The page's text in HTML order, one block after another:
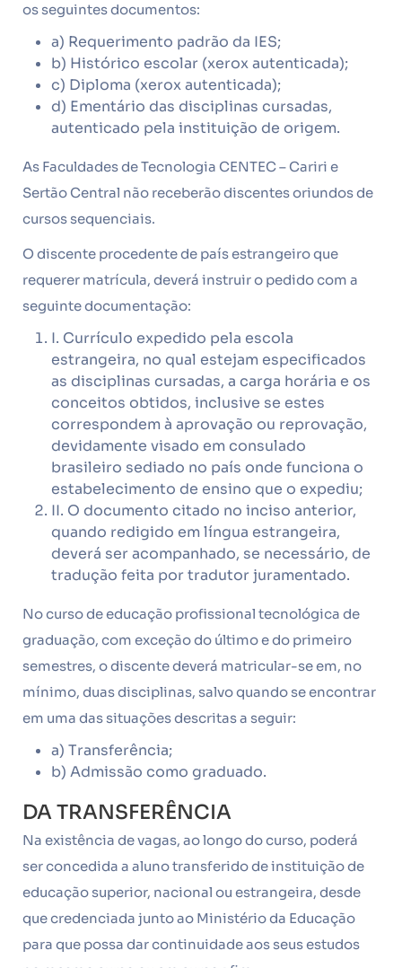
os seguintes documentos:
a) Requerimento padrão da IES;
b) Histórico escolar (xerox autenticada);
c) Diploma (xerox autenticada);
d) Ementário das disciplinas cursadas,
autenticado pela instituição de origem.
As Faculdades de Tecnologia CENTEC – Cariri e
Sertão Central não receberão discentes oriundos de
cursos sequenciais.
O discente procedente de país estrangeiro que
requerer matrícula, deverá instruir o pedido com a
seguinte documentação:
I. Currículo expedido pela escola
estrangeira, no qual estejam especificados
as disciplinas cursadas, a carga horária e os
conceitos obtidos, inclusive se estes
correspondem à aprovação ou reprovação,
devidamente visado em consulado
brasileiro sediado no país onde funciona o
estabelecimento de ensino que o expediu;
II. O documento citado no inciso anterior,
quando redigido em língua estrangeira,
deverá ser acompanhado, se necessário, de
tradução feita por tradutor juramentado.
No curso de educação profissional tecnológica de
graduação, com exceção do último e do primeiro
semestres, o discente deverá matricular-se em, no
mínimo, duas disciplinas, salvo quando se encontrar
em uma das situações descritas a seguir:
a) Transferência;
b) Admissão como graduado.
DA TRANSFERÊNCIA
Na existência de vagas, ao longo do curso, poderá
ser concedida a aluno transferido de instituição de
educação superior, nacional ou estrangeira, desde
que credenciada junto ao Ministério da Educação
para que possa dar continuidade aos seus estudos